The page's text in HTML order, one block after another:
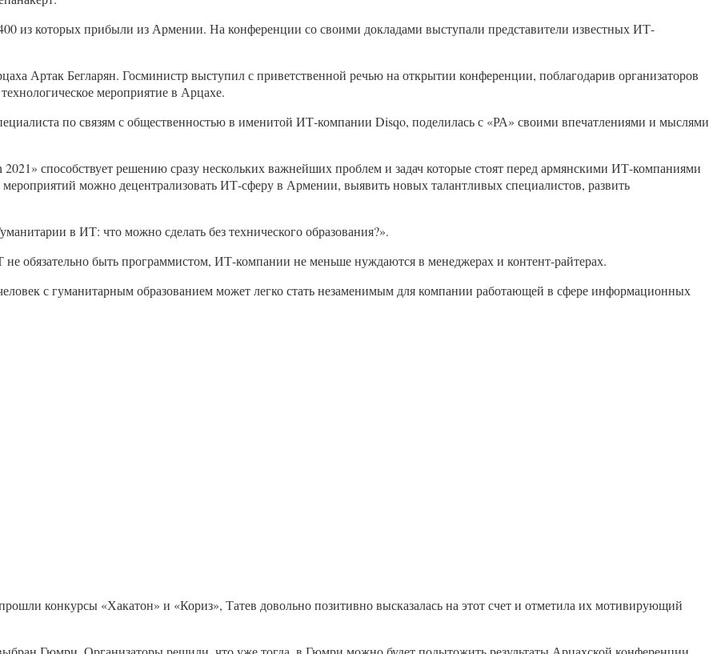
из которых прибыли из Армении. На конференции со своими докладами выступали представители известных ИТ-
Артак Бегларян. Госминистр выступил с приветственной речью на открытии конференции, поблагодарив организаторов
мероприятие в Арцахе.
по связям с общественностью в именитой ИТ-компании Disqo, поделилась с «РА» своими впечатлениями и мыслями
способствует решению сразу нескольких важнейших проблем и задач которые стоят перед армянскими ИТ-компаниями
можно децентрализовать ИТ-сферу в Армении, выявить новых талантливых специалистов, развить
в ИТ: что можно сделать без технического образования?».
обязательно быть программистом, ИТ-компании не меньше нуждаются в менеджерах и контент-райтерах.
с гуманитарным образованием может легко стать незаменимым для компании работающей в сфере информационных
конкурсы «Хакатон» и «Кориз», Татев довольно позитивно высказалась на этот счет и отметила их мотивирующий